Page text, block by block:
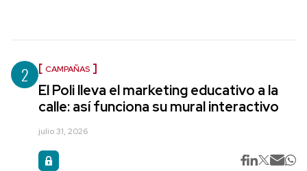
2 CAMPAÑAS
El Poli lleva el marketing educativo a la
calle: así funciona su mural interactivo
julio 31, 2026